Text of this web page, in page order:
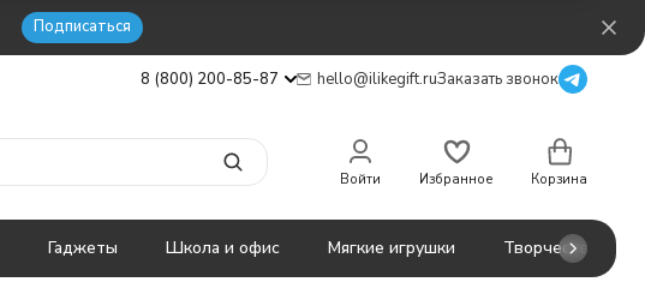
Подписаться
8 (800) 200-85-87 hello@ilikegift.ruЗаказать звонок
Войти Избранное Корзина
Гаджеты Школа и офис Мягкие игрушки Творчество